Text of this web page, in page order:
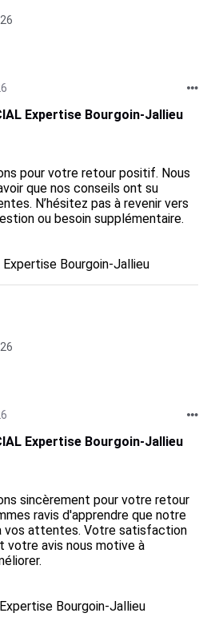
Expertise Bourgoin-Jallieu
pour votre retour positif. Nous
que nos conseils ont su
N’hésitez pas à revenir vers
ou besoin supplémentaire.
Expertise Bourgoin-Jallieu
Expertise Bourgoin-Jallieu
sincèrement pour votre retour
ravis d'apprendre que notre
vos attentes. Votre satisfaction
avis nous motive à
Expertise Bourgoin-Jallieu